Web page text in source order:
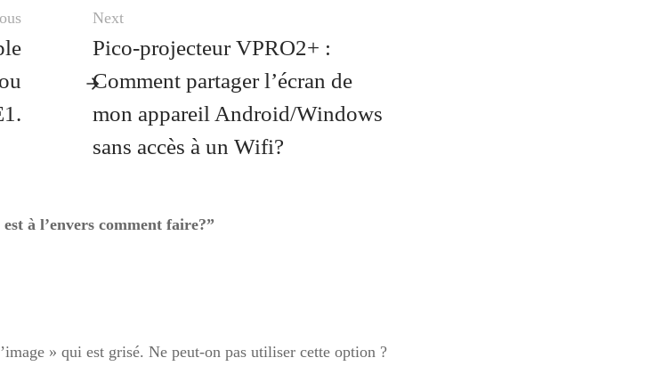
Next
Pico-projecteur VPRO2+ :
Comment partager l’écran de
mon appareil Android/Windows
sans accès à un Wifi?
à l’envers comment faire?”
» qui est grisé. Ne peut-on pas utiliser cette option ?